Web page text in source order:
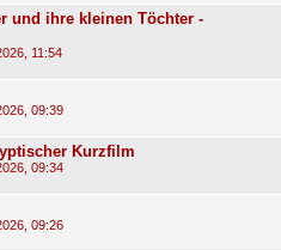
und ihre kleinen Töchter -
11:54
09:39
Kurzfilm
09:34
09:26